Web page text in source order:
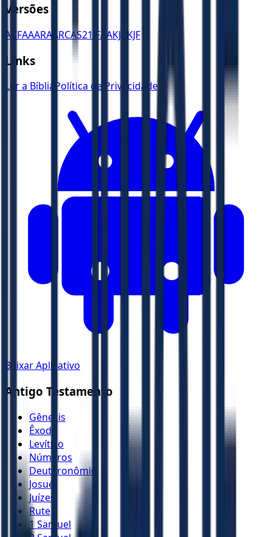
Versões
ACFAAARA ARCAS21 JFAAKJA KJF
Links
Ler a Bíblia Política de Privacidade
Baixar Aplicativo
Antigo Testamento
Gênesis
Êxodo
Levítico
Números
Deuteronômio
Josué
Juízes
Rute
1 Samuel